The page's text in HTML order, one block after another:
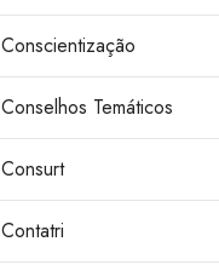
Conscientização
Conselhos Temáticos
Consurt
Contatri